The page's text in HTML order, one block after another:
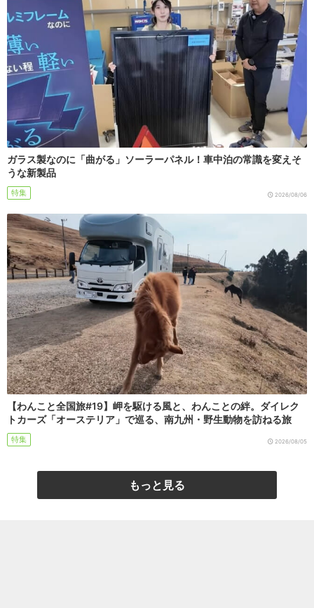
ガラス製なのに「曲がる」ソーラーパネル！車中泊の常識を変えそ
うな新製品
特集 2026/08/06
【わんこと全国旅#19】岬を駆ける風と、わんことの絆。ダイレク
トカーズ「オーステリア」で巡る、南九州・野生動物を訪ねる旅
特集 2026/08/05
もっと見る